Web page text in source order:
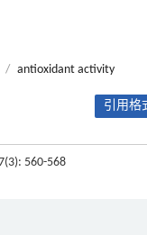
/ antioxidant activity
引用格
560-568